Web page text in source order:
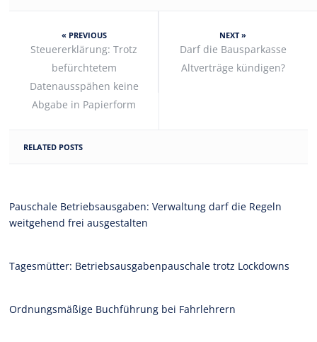
« PREVIOUS
Steuererklärung: Trotz
befürchtetem
Datenausspähen keine
Abgabe in Papierform
NEXT »
Darf die Bausparkasse
Altverträge kündigen?
RELATED POSTS
Pauschale Betriebsausgaben: Verwaltung darf die Regeln
weitgehend frei ausgestalten
Tagesmütter: Betriebsausgabenpauschale trotz Lockdowns
Ordnungsmäßige Buchführung bei Fahrlehrern